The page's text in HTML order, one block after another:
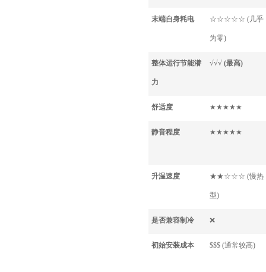
末端自身耗电 ☆☆☆☆☆ (几乎
为零)
整体运行节能潜
力
√√√ (最高)
舒适度 ★★★★★
静音程度 ★★★★★
升温速度 ★★☆☆☆ (慢热
型)
是否兼容制冷 ❌
初始安装成本 $$$ (通常较高)